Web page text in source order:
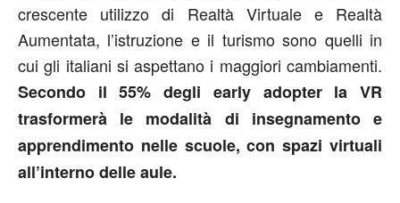
crescente utilizzo di Realtà Virtuale e Realtà
Aumentata, l’istruzione e il turismo sono quelli in
cui gli italiani si aspettano i maggiori cambiamenti.
Secondo il 55% degli early adopter la VR
trasformerà le modalità di insegnamento e
apprendimento nelle scuole, con spazi virtuali
all’interno delle aule.